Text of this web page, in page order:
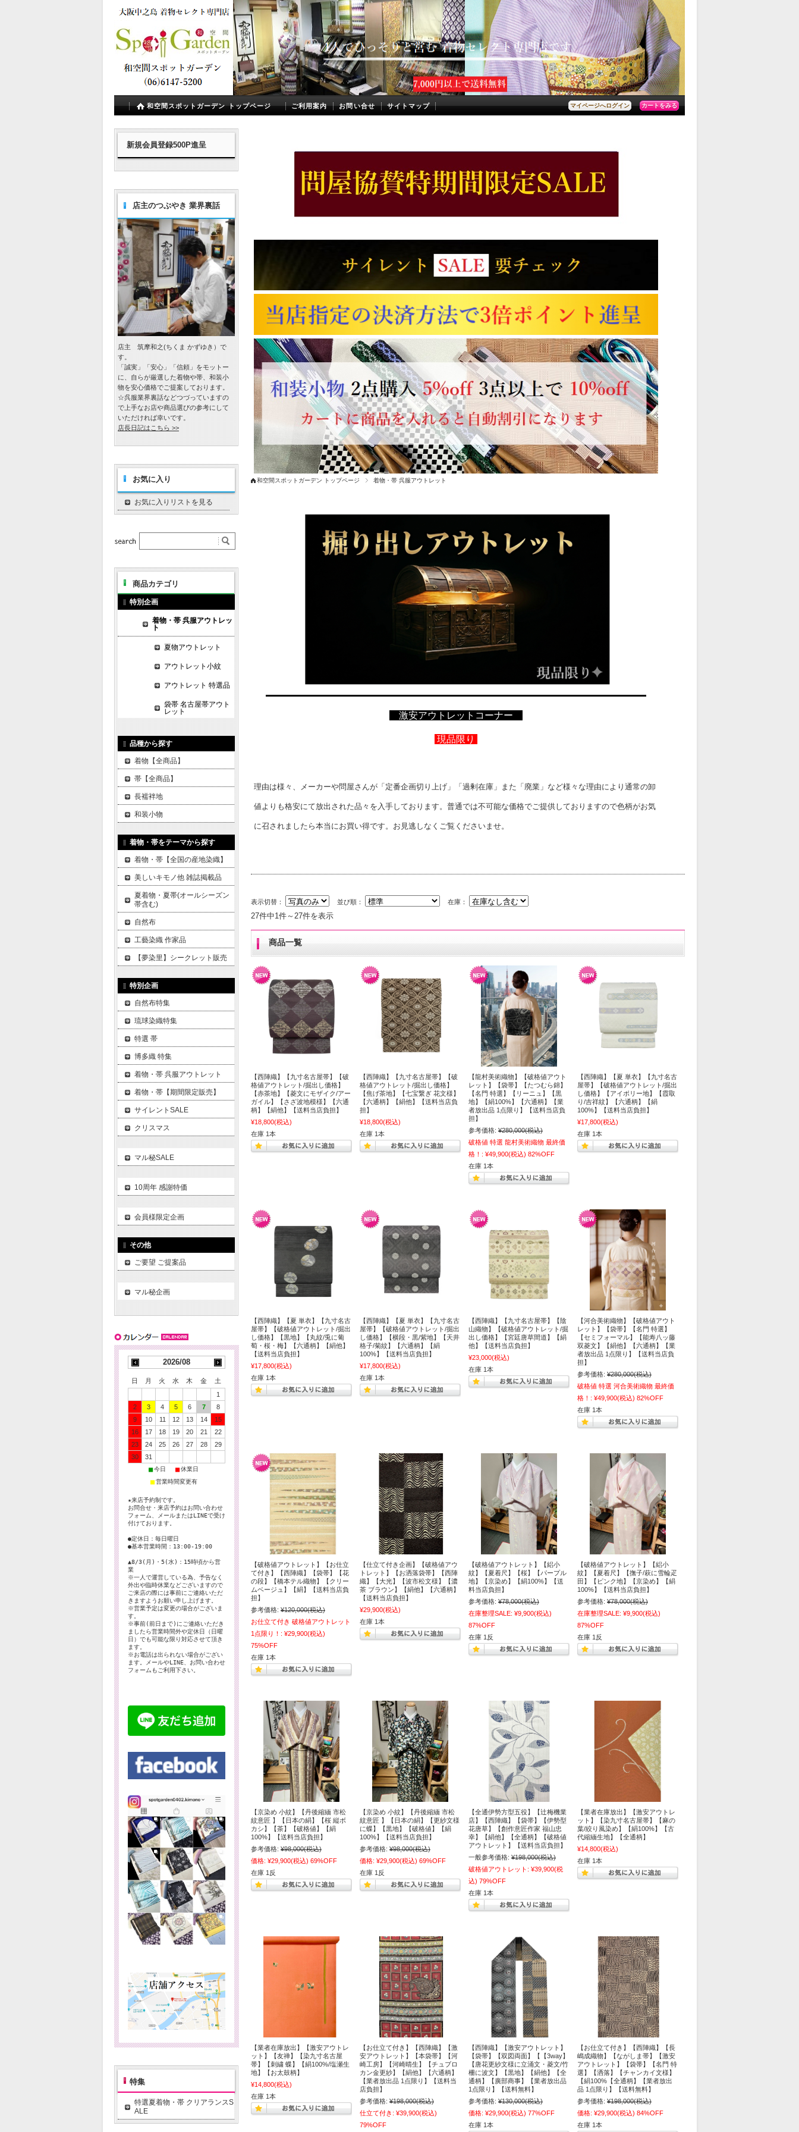
マイページへログイン カートをみる
和空間スポットガーデン トップページ ご利用案内 お問い合せ サイトマップ
和空間スポットガーデン トップページ 着物・帯 呉服アウトレット
激安アウトレットコーナー
現品限り
理由は様々、メーカーや問屋さんが「定番企画切り上げ」「過剰在庫」また「廃業」など様々な理由により通常の卸
値よりも格安にて放出された品々を入手しております。普通では不可能な価格でご提供しておりますので色柄がお気
に召されましたら本当にお買い得です。お見逃しなくご覧くださいませ。
表示切替： 並び順： 在庫：
27件中1件～27件を表示
商品一覧
【西陣織】【九寸名古屋帯】【破
格値アウトレット/掘出し価格】
【赤茶地】【菱文にモザイク/アー
ガイル】【さざ波地模様】【六通
柄】【絹他】【送料当店負担】
¥18,800(税込)
在庫 1本
【西陣織】【九寸名古屋帯】【破
格値アウトレット/掘出し価格】
【焦げ茶地】【七宝繋ぎ 花文様】
【六通柄】【絹他】【送料当店負
担】
¥18,800(税込)
在庫 1本
【龍村美術織物】【破格値アウト
レット】【袋帯】【たつむら錦】
【名門 特選】【リーニュ】【黒
地】【絹100%】【六通柄】【業
者放出品 1点限り】【送料当店負
担】
参考価格: ¥280,000(税込)
破格値 特選 龍村美術織物 最終価
格！: ¥49,900(税込) 82%OFF
在庫 1本
【西陣織】【夏 単衣】【九寸名古
屋帯】【破格値アウトレット/掘出
し価格】【アイボリー地】【霞取
り/吉祥紋】【六通柄】【絹
100%】【送料当店負担】
¥17,800(税込)
在庫 1本
【西陣織】【夏 単衣】【九寸名古
屋帯】【破格値アウトレット/掘出
し価格】【黒地】【丸紋/兎に葡
萄・桜・梅】【六通柄】【絹他】
【送料当店負担】
¥17,800(税込)
在庫 1本
【西陣織】【夏 単衣】【九寸名古
屋帯】【破格値アウトレット/掘出
し価格】【横段・黒/紫地】【天井
格子/菊紋】【六通柄】【絹
100%】【送料当店負担】
¥17,800(税込)
在庫 1本
【西陣織】【九寸名古屋帯】【陰
山織物】【破格値アウトレット/掘
出し価格】【宮廷唐草間道】【絹
他】【送料当店負担】
¥23,000(税込)
在庫 1本
【河合美術織物】【破格値アウト
レット】【袋帯】【名門 特選】
【セミフォーマル】【能寿八ッ藤
双菱文】【絹他】【六通柄】【業
者放出品 1点限り】【送料当店負
担】
参考価格: ¥280,000(税込)
破格値 特選 河合美術織物 最終価
格！: ¥49,900(税込) 82%OFF
在庫 1本
【破格値アウトレット】【お仕立
て付き】【西陣織】【袋帯】【花
の段】【橋本テル織物】【クリー
ムベージュ】【絹】【送料当店負
担】
参考価格: ¥120,000(税込)
お仕立て付き 破格値アウトレット
1点限り！: ¥29,900(税込)
75%OFF
在庫 1本
【仕立て付き企画】【破格値アウ
トレット】【お洒落袋帯】【西陣
織】【大光】【波市松文様】【濃
茶 ブラウン】【絹他】【六通柄】
【送料当店負担】
¥29,900(税込)
在庫 1本
【破格値アウトレット】【絽小
紋】【夏着尺】【桜】【パープル
地】【京染め】【絹100%】【送
料当店負担】
参考価格: ¥78,000(税込)
在庫整理SALE: ¥9,900(税込)
87%OFF
在庫 1反
【破格値アウトレット】【絽小
紋】【夏着尺】【撫子/萩に雪輪疋
田】【ピンク地】【京染め】【絹
100%】【送料当店負担】
参考価格: ¥78,000(税込)
在庫整理SALE: ¥9,900(税込)
87%OFF
在庫 1反
【京染め 小紋】【丹後縮緬 市松
紋意匠 】【日本の絹】【桜 縦ボ
カシ】【茶】【破格値】【絹
100%】【送料当店負担】
参考価格: ¥98,000(税込)
価格: ¥29,900(税込) 69%OFF
在庫 1反
【京染め 小紋】【丹後縮緬 市松
紋意匠 】【日本の絹】【更紗文様
に蝶】【黒地】【破格値】【絹
100%】【送料当店負担】
参考価格: ¥98,000(税込)
価格: ¥29,900(税込) 69%OFF
在庫 1反
【全通伊勢方型五役】【辻梅機業
店】【西陣織】【袋帯】【伊勢型
花唐草】【創作意匠作家 福山忠
幸】【絹他】【全通柄】【破格値
アウトレット】【送料当店負担】
一般参考価格: ¥198,000(税込)
破格値アウトレット: ¥39,900(税
込) 79%OFF
在庫 1本
【業者在庫放出】【激安アウトレ
ット】【染九寸名古屋帯】【麻の
葉/絞り風染め】【絹100%】【古
代縮緬生地】【全通柄】
¥14,800(税込)
在庫 1本
【業者在庫放出】【激安アウトレ
ット】【友禅】【染九寸名古屋
帯】【刺繍 蝶】【絹100%/塩瀬生
地】【お太鼓柄】
¥14,800(税込)
在庫 1本
【お仕立て付き】【西陣織】【激
安アウトレット】【本袋帯】【河
崎工房】【河崎晴生】【チュブロ
カン金更紗】【絹他】【六通柄】
【業者放出品 1点限り】【送料当
店負担】
参考価格: ¥198,000(税込)
仕立て付き: ¥39,900(税込)
79%OFF
【西陣織】【激安アウトレット】
【袋帯】【双図両面】【【3way】
【唐花更紗文様に立涌文・菱文/竹
柵に波文】【黒地】【絹他】【全
通柄】【廣部商事】【業者放出品
1点限り】【送料無料】
参考価格: ¥130,000(税込)
価格: ¥29,900(税込) 77%OFF
在庫 1本
【お仕立て付き】【西陣織】【長
嶋成織物】【ながしま帯】【激安
アウトレット】【袋帯】【名門 特
選】【洒落】【チャンカイ文様】
【絹100%【全通柄】【業者放出
品 1点限り】【送料無料】
参考価格: ¥198,000(税込)
価格: ¥29,900(税込) 84%OFF
在庫 1本
新規会員登録500P進呈
店主のつぶやき 業界裏話
店主 筑摩和之(ちくま かずゆき）で
す。
「誠実」「安心」「信頼」をモットー
に、自らが厳選した着物や帯、和装小
物を安心価格でご提案しております。
☆呉服業界裏話などつづっていますの
で上手なお店や商品選びの参考にして
いただければ幸いです。
店長日記はこちら >>
お気に入り
お気に入りリストを見る
商品カテゴリ
特別企画
着物・帯 呉服アウトレッ
ト
夏物アウトレット
アウトレット小紋
アウトレット 特選品
袋帯 名古屋帯アウト
レット
品種から探す
着物【全商品】
帯【全商品】
長襦袢地
和装小物
着物・帯をテーマから探す
着物・帯【全国の産地染織】
美しいキモノ他 雑誌掲載品
夏着物・夏帯(オールシーズン
帯含む)
自然布
工藝染織 作家品
【夢染里】シークレット販売
特別企画
自然布特集
琉球染織特集
特選 帯
博多織 特集
着物・帯 呉服アウトレット
着物・帯【期間限定販売】
サイレントSALE
クリスマス
マル秘SALE
10周年 感謝特価
会員様限定企画
その他
ご要望 ご提案品
マル秘企画
2026/08
日 月 火 水 木 金
土
1
2
3 4 5 6 7
8
9
10 11 12 13 14
15
16
17 18 19 20 21
22
23
24 25 26 27 28
29
30
31
■今日 ■休業日
■ 営業時間変更有
★来店予約制です。
お問合せ・来店予約はお問い合わせ
フォーム、メールまたはLINEで受け
付けております。
●定休日：毎日曜日
●基本営業時間：13:00-19:00
▲8/3(月)・5(水)：15時頃から営
業
※一人で運営している為、予告なく
外出や臨時休業などございますので
ご来店の際には事前にご連絡いただ
きますようお願い申し上げます。
※営業予定は変更の場合がございま
す。
※事前(前日まで)にご連絡いただき
ましたら営業時間外や定休日（日曜
日）でも可能な限り対応させて頂き
ます。
※お電話は出られない場合がござい
ます。メールやLINE、お問い合わせ
フォームもご利用下さい。
特集
特選夏着物・帯 クリアランスS
ALE